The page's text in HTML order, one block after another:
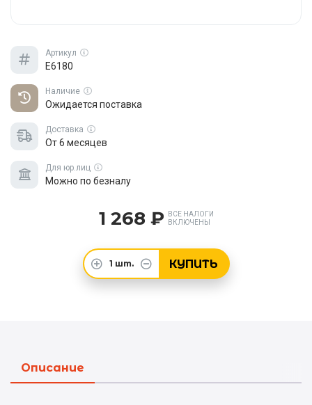
Артикул
E6180
Наличие
Ожидается поставка
Доставка
От 6 месяцев
Для юр.лиц
Можно по безналу
1 268 ₽
ВСЕ НАЛОГИ
ВКЛЮЧЕНЫ
1 шт. КУПИТЬ
Описание